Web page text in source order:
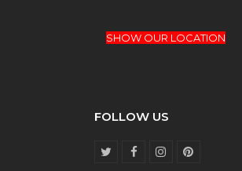
SHOW OUR LOCATION
FOLLOW US
T F I P